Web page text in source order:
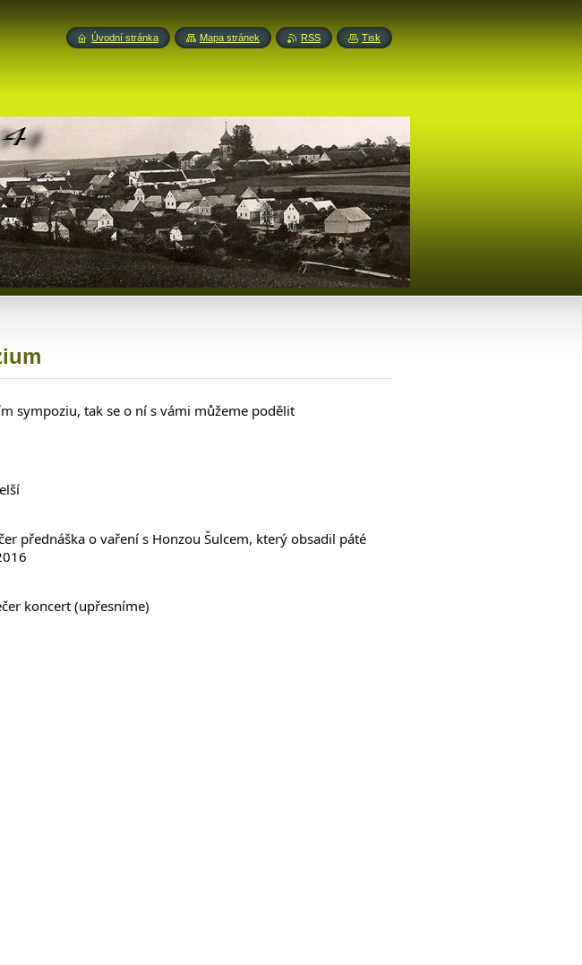
sympoziu, tak se o ní s vámi můžeme podělit
přednáška o vaření s Honzou Šulcem, který obsadil páté
koncert (upřesníme)
Úvodní stránka Mapa stránek RSS Tisk